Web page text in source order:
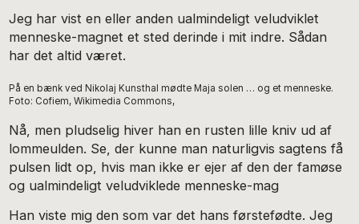
Jeg har vist en eller anden ualmindeligt veludviklet
menneske-magnet et sted derinde i mit indre. Sådan
har det altid været.
På en bænk ved Nikolaj Kunsthal mødte Maja solen … og et menneske.
Foto: Cofiem, Wikimedia Commons,
Nå, men pludselig hiver han en rusten lille kniv ud af
lommeulden. Se, der kunne man naturligvis sagtens få
pulsen lidt op, hvis man ikke er ejer af den der famøse
og ualmindeligt veludviklede menneske-mag
Han viste mig den som var det hans førstefødte. Jeg